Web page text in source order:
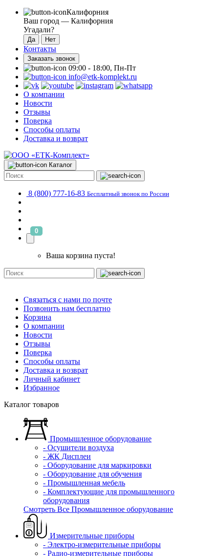
Калифорния
Ваш город — Калифорния
Угадали?
Контакты
Заказать звонок
09:00 - 18:00, Пн-Пт
info@etk-komplekt.ru
О компании
Новости
Отзывы
Поверка
Способы оплаты
Доставка и возврат
Каталог
8 (800) 777-16-83 Бесплатный звонок по России
0
Ваша корзина пуста!
Связаться с нами по почте
Позвонить нам бесплатно
Корзина
О компании
Новости
Отзывы
Поверка
Способы оплаты
Доставка и возврат
Личный кабинет
Избранное
Каталог товаров
Промышленное оборудование
- Осушители воздуха
- ЖК Дисплеи
- Оборудование для маркировки
- Оборудование для обучения
- Промышленная мебель
- Комплектующие для промышленного
оборудования
Смотреть Все Промышленное оборудование
Измерительные приборы
- Электро-измерительные приборы
- Радио-измерительные приборы